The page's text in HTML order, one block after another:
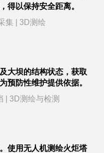
得以保持安全距离。
集 | 3D测绘
大坝的结构状态，获取
预防性维护提供依据。
| 3D测绘与检测
使用无人机测绘火炬塔